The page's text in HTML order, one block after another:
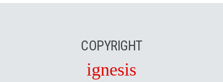
COPYRIGHT
ignesis